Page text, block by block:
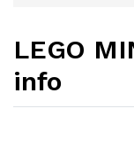
LEGO
info